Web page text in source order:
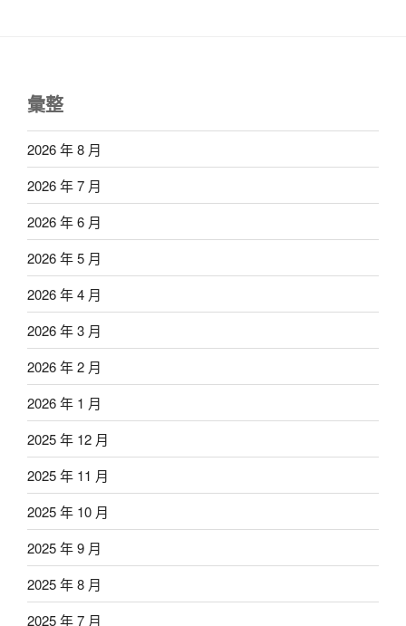
彙整
2026 年 8 月
2026 年 7 月
2026 年 6 月
2026 年 5 月
2026 年 4 月
2026 年 3 月
2026 年 2 月
2026 年 1 月
2025 年 12 月
2025 年 11 月
2025 年 10 月
2025 年 9 月
2025 年 8 月
2025 年 7 月